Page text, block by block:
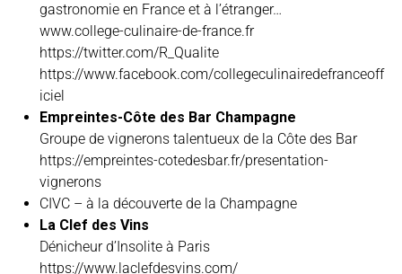
gastronomie en France et à l’étranger…
www.college-culinaire-de-france.fr
https://twitter.com/R_Qualite
https://www.facebook.com/collegeculinairedefranceoff
iciel
Empreintes-Côte des Bar Champagne
Groupe de vignerons talentueux de la Côte des Bar
https://empreintes-cotedesbar.fr/presentation-
vignerons
CIVC – à la découverte de la Champagne
La Clef des Vins
Dénicheur d’Insolite à Paris
https://www.laclefdesvins.com/